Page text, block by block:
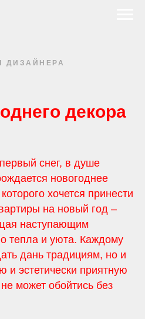
ДИЗАЙНЕРА
декора
снег, в душе
новогоднее
хочется принести
на новый год –
наступающим
тепла и уюта. Каждому
дань традициям, но и
и эстетически приятную
может обойтись без